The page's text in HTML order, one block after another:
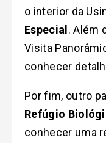
o interior da
Especial. Além
Visita
conhecer
Por fim, outro
Refúgio
conhecer uma